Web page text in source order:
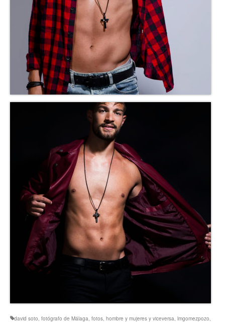
david soto fotógrafo de Málaga fotos hombre y mujeres y viceversa lmgomezpozo